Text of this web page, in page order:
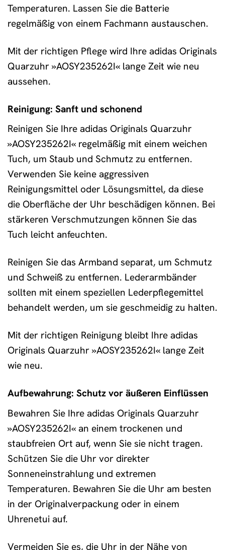
Temperaturen. Lassen Sie die Batterie
regelmäßig von einem Fachmann austauschen.
Mit der richtigen Pflege wird Ihre adidas Originals
Quarzuhr »AOSY235262I« lange Zeit wie neu
aussehen.
Reinigung: Sanft und schonend
Reinigen Sie Ihre adidas Originals Quarzuhr
»AOSY235262I« regelmäßig mit einem weichen
Tuch, um Staub und Schmutz zu entfernen.
Verwenden Sie keine aggressiven
Reinigungsmittel oder Lösungsmittel, da diese
die Oberfläche der Uhr beschädigen können. Bei
stärkeren Verschmutzungen können Sie das
Tuch leicht anfeuchten.
Reinigen Sie das Armband separat, um Schmutz
und Schweiß zu entfernen. Lederarmbänder
sollten mit einem speziellen Lederpflegemittel
behandelt werden, um sie geschmeidig zu halten.
Mit der richtigen Reinigung bleibt Ihre adidas
Originals Quarzuhr »AOSY235262I« lange Zeit
wie neu.
Aufbewahrung: Schutz vor äußeren Einflüssen
Bewahren Sie Ihre adidas Originals Quarzuhr
»AOSY235262I« an einem trockenen und
staubfreien Ort auf, wenn Sie sie nicht tragen.
Schützen Sie die Uhr vor direkter
Sonneneinstrahlung und extremen
Temperaturen. Bewahren Sie die Uhr am besten
in der Originalverpackung oder in einem
Uhrenetui auf.
Vermeiden Sie es, die Uhr in der Nähe von